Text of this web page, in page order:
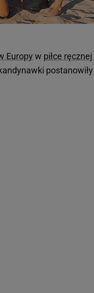
Europy w piłce ręcznej
postanowiły